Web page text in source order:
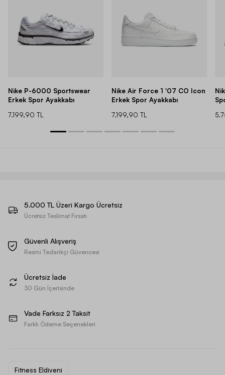
Nike P-6000 Sportswear
Erkek Spor Ayakkabı
7.199,90 TL
Nike Air Force 1 '07 CO Icon
Erkek Spor Ayakkabı
7.199,90 TL
5.000 TL Üzeri Kargo Ücretsiz
Ücretsiz Teslimat Fırsatı
Güvenli Alışveriş
Resmi Tedarikçi Güvencesi
Ücretsiz İade
30 Gün İçerisinde
Vade Farksız 2 Taksit
Farklı Ödeme Seçenekleri
Fitness Eldiveni